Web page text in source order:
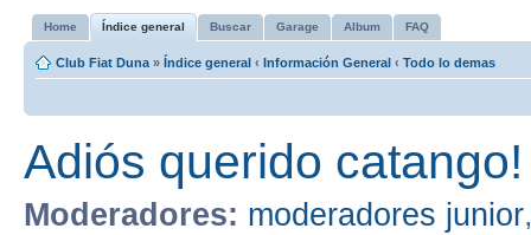
Home Índice general Buscar Garage Album FAQ
Club Fiat Duna » Índice general ‹ Información General ‹ Todo lo demas
Adiós querido catango!
Moderadores: moderadores junior